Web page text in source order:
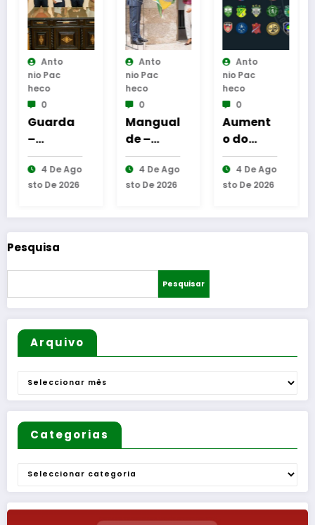
Anto
Nio Pac
Heco
0
Guarda
Assinatu
ra dos
protocol
coopera
entre
Bombeir
Egitanie
nses e
diversas
Freguesi
4 De Ago
Sto De 2026
Anto
Nio Pac
Heco
0
Mangual
de –
Inaugur
ação da
Requalifi
do
al
4 De Ago
Sto De 2026
Anto
Nio Pac
Heco
0
Aument
o do
número
de
equipas
na AF
4 De Ago
Sto De 2026
Pesquisa
Pesquisar
Arquivo
Arquivo
Categorias
Categorias